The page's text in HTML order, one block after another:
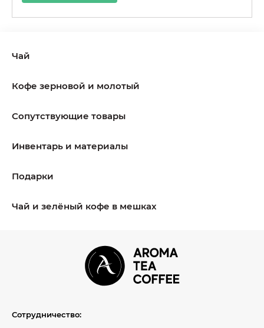
Чай
Кофе зерновой и молотый
Сопутствующие товары
Инвентарь и материалы
Подарки
Чай и зелёный кофе в мешках
Сотрудничество: